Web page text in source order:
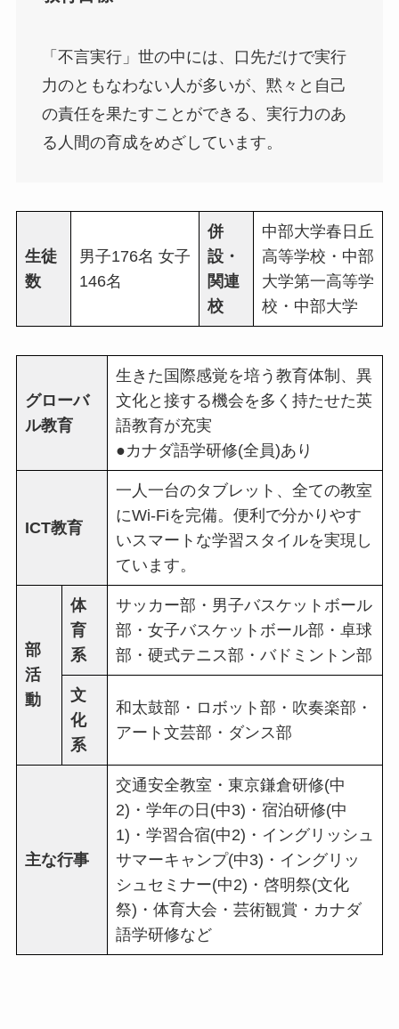
「不言実行」世の中には、口先だけで実行
力のともなわない人が多いが、黙々と自己
の責任を果たすことができる、実行力のあ
る人間の育成をめざしています。
生徒
数
男子176名 女子
146名
併
設・
関連
校
中部大学春日丘
高等学校・中部
大学第一高等学
校・中部大学
グローバ
ル教育
生きた国際感覚を培う教育体制、異
文化と接する機会を多く持たせた英
語教育が充実
●カナダ語学研修(全員)あり
ICT教育
一人一台のタブレット、全ての教室
にWi-Fiを完備。便利で分かりやす
いスマートな学習スタイルを実現し
ています。
部
活
動
体
育
系
サッカー部・男子バスケットボール
部・女子バスケットボール部・卓球
部・硬式テニス部・バドミントン部
文
化
系
和太鼓部・ロボット部・吹奏楽部・
アート文芸部・ダンス部
主な行事
交通安全教室・東京鎌倉研修(中
2)・学年の日(中3)・宿泊研修(中
1)・学習合宿(中2)・イングリッシュ
サマーキャンプ(中3)・イングリッ
シュセミナー(中2)・啓明祭(文化
祭)・体育大会・芸術観賞・カナダ
語学研修など